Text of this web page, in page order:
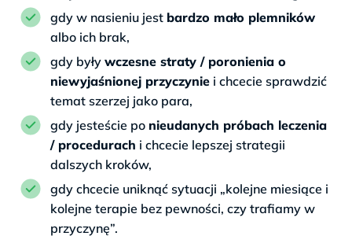
gdy w nasieniu jest bardzo mało plemników
albo ich brak,
gdy były wczesne straty / poronienia o
niewyjaśnionej przyczynie i chcecie sprawdzić
temat szerzej jako para,
gdy jesteście po nieudanych próbach leczenia
/ procedurach i chcecie lepszej strategii
dalszych kroków,
gdy chcecie uniknąć sytuacji „kolejne miesiące i
kolejne terapie bez pewności, czy trafiamy w
przyczynę”.